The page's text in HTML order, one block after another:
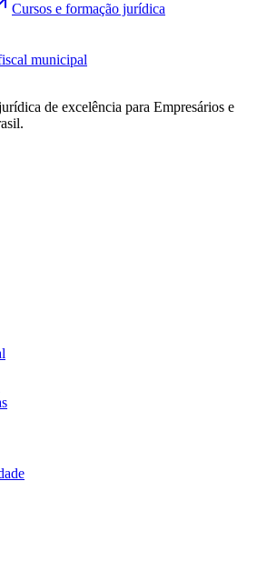
Cursos e formação jurídica
municipal
de excelência para Empresários e